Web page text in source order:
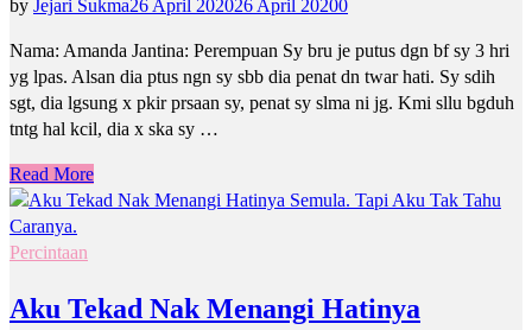
by Jejari Sukma26 April 202026 April 20200
Nama: Amanda Jantina: Perempuan Sy bru je putus dgn bf sy 3 hri
yg lpas. Alsan dia ptus ngn sy sbb dia penat dn twar hati. Sy sdih
sgt, dia lgsung x pkir prsaan sy, penat sy slma ni jg. Kmi sllu bgduh
tntg hal kcil, dia x ska sy …
Read More
Percintaan
Aku Tekad Nak Menangi Hatinya